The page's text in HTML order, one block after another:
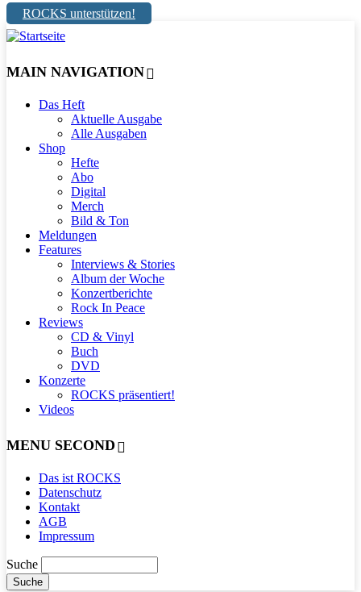
ROCKS unterstützen!
MAIN NAVIGATION
Das Heft
Aktuelle Ausgabe
Alle Ausgaben
Shop
Hefte
Abo
Digital
Merch
Bild & Ton
Meldungen
Features
Interviews & Stories
Album der Woche
Konzertberichte
Rock In Peace
Reviews
CD & Vinyl
Buch
DVD
Konzerte
ROCKS präsentiert!
Videos
MENU SECOND
Das ist ROCKS
Datenschutz
Kontakt
AGB
Impressum
Suche